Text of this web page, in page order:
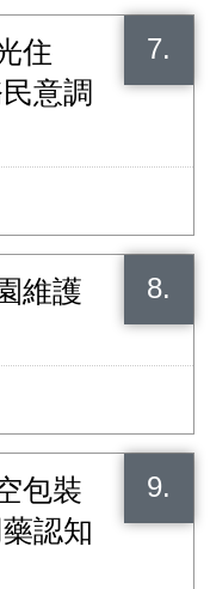
7.
住
意調
8.
維護
9.
包裝
認知